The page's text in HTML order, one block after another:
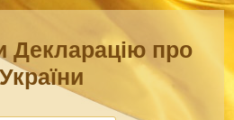
Декларацію про